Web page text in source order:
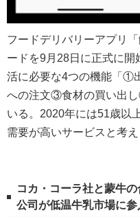
フードデリバリーアプリ
ードを9月28日に正式に開
活に必要な4つの機能「①
への注文③食材の買い出
いる。2020年には51歳以
需要が高いサービスと考
コカ・コーラ社と蒙牛
公司が低温牛乳市場に参